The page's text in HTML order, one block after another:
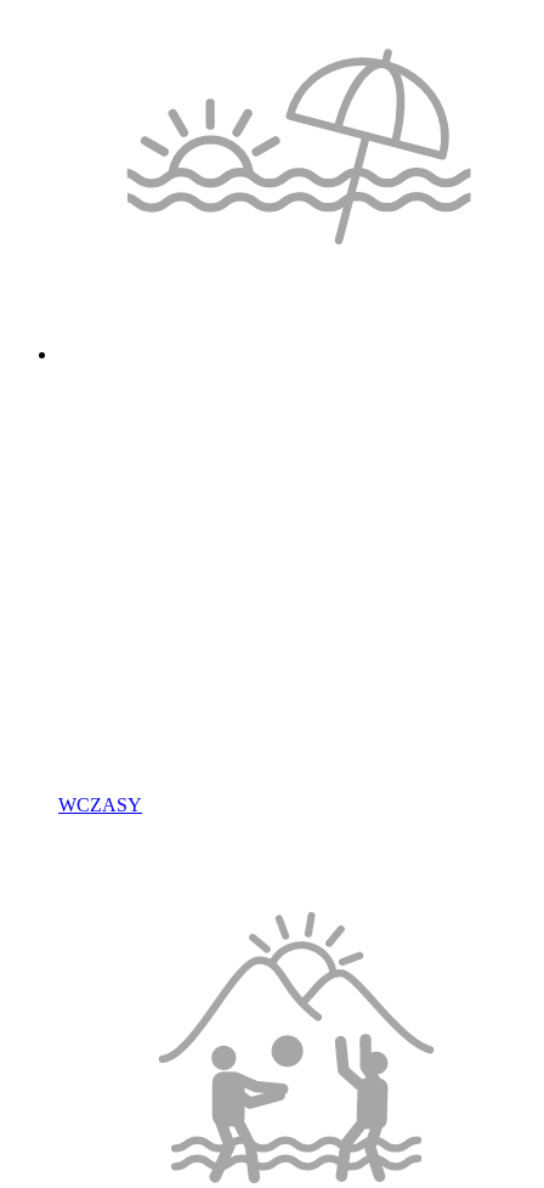
WCZASY